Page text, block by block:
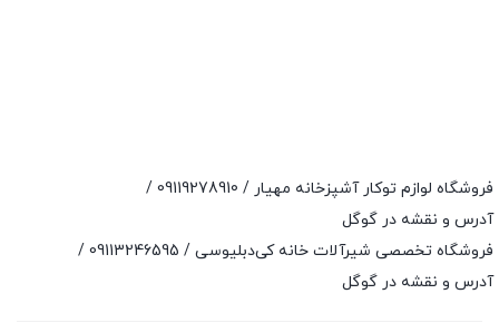
فروشگاه لوازم توکار آشپزخانه مهیار / 09119278910
/
آدرس و نقشه در گوگل
فروشگاه تخصصی شیرآلات خانه کی‌دبلیوسی / 09113246595
/
آدرس و نقشه در گوگل